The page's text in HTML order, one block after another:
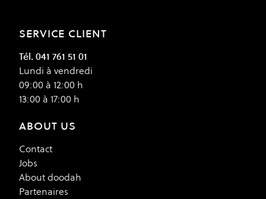
SERVICE CLIENT
Tél. 041 761 51 01
Lundi à vendredi
09:00 à 12:00 h
13:00 à 17:00 h
ABOUT US
Contact
Jobs
About doodah
Partenaires